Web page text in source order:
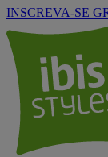
INSCREVA-SE